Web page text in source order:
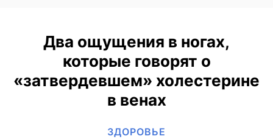
Два ощущения в ногах,
которые говорят о
«затвердевшем» холестерине
в венах
ЗДОРОВЬЕ